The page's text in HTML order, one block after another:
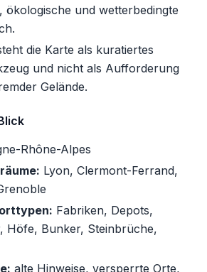
ökologische und wetterbedingte
die Karte als kuratiertes
und nicht als Aufforderung
Gelände.
Rhône-Alpes
Lyon, Clermont-Ferrand,
Fabriken, Depots,
Höfe, Bunker, Steinbrüche,
alte Hinweise, versperrte Orte,